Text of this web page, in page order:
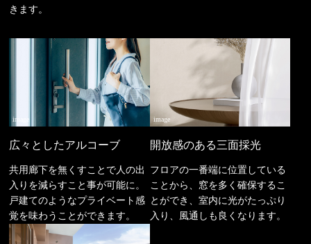
きます。
image
広々としたアルコーブ
共用廊下を無くすことで人の出
入りを減らすこと事が可能に。
戸建てのようなプライベート感
覚を味わうことができます。
image
開放感のある三面採光
フロアの一番端に位置している
ことから、窓を多く確保するこ
とができ、室内に光がたっぷり
入り、風通しも良くなります。